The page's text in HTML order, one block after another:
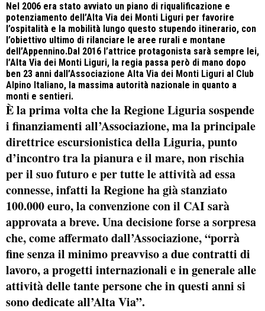
Nel 2006 era stato avviato un piano di riqualificazione e
potenziamento dell’Alta Via dei Monti Liguri per favorire
l’ospitalità e la mobilità lungo questo stupendo itinerario, con
l’obiettivo ultimo di rilanciare le aree rurali e montane
dell’Appennino.Dal 2016 l’attrice protagonista sarà sempre lei,
l’Alta Via dei Monti Liguri, la regia passa però di mano dopo
ben 23 anni dall’Associazione Alta Via dei Monti Liguri al Club
Alpino Italiano, la massima autorità nazionale in quanto a
monti e sentieri.
È la prima volta che laRegione Liguriasospende
i finanziamenti all’Associazione, ma la principale
direttrice escursionistica della Liguria,punto
d’incontro tra la pianura e il mare,nonrischia
per il suo futuro e per tutte le attività ad essa
connesse, infatti la Regione ha già stanziato
100.000 euro, la convenzione con il CAI sarà
approvata a breve. Una decisione forse a sorpresa
che, come affermato dall’Associazione,“porrà
fine senza il minimo preavviso a due contratti di
lavoro, a progetti internazionali e in generale alle
attività delle tante persone che in questi anni si
sono dedicate all’Alta Via”.